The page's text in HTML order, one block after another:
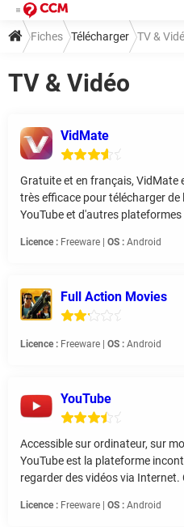
Fiches Télécharger TV &
TV & Vidéo
VidMate
Gratuite et en français, VidMate
très efficace pour télécharger de
YouTube et d'autres
Licence : Freeware | OS : Android
Full Action Movies
Licence : Freeware | OS : Android
YouTube
Accessible sur ordinateur, sur
YouTube est la plateforme
regarder des vidéos via
Licence : Freeware | OS : Android